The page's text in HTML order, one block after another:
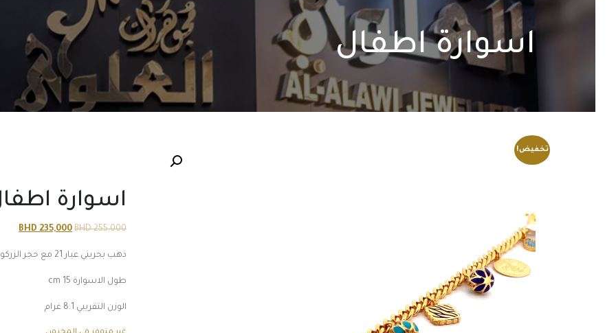
اسوارة اطفال
تخفيض!
اسوارة
255,000
BHD السعر
هو:
255,000 BHD.
235,000
BHD
هو:
ذهب بحريني عيار 21 مع حجر الزركون و المينا
طول الاسوارة 15 cm
الوزن التقريبي 8.1 غرام